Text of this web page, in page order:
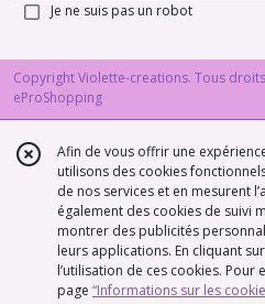
Je ne suis pas un robot
Copyright Violette-creations. Tous
eProShopping
Afin de vous offrir une
utilisons des cookies
de nos services et en mesurent
également des cookies de suivi
montrer des publicités
leurs applications. En cliquant
l’utilisation de ces cookies.
page “Informations sur les